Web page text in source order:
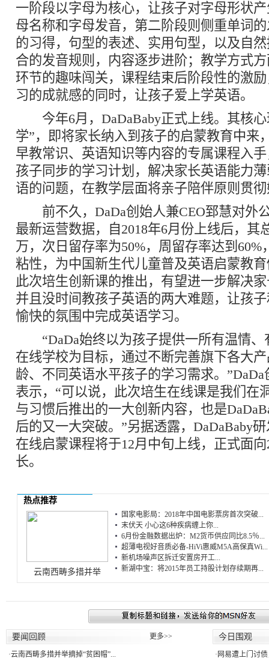
一阶段以字母为核心，让孩子对字母形状
母名称和字母发音，第二阶段则侧重单词
的习得，句型的表述、实用句型，以及自
合的发音规则，内容逐步进阶；教学方式
环节的趣味闯关，课程结束后阶段性的激
习的成就感的同时，让孩子爱上学英语。
今年6月，DaDaBaby正式上线。其核心
学”，即将家长纳入到孩子的启蒙教育中来
早教常识、英语知识等内容的专属课程入
孩子同步的学习计划，解决家长英语能力
语的问题，在教学层面将亲子陪伴原则贯
前不久，DaDa创始人兼CEO郅慧对外
最新运营数据，自2018年6月份上线后，其
万，次日留存率为50%，周留存率达到60%
粘性，为中国新生代儿童普及英语启蒙教
此次培生创新课的推出，有望进一步解决
并且没时间教孩子英语的两大难题，让孩
愉快的氛围中完成英语学习。
“DaDa始终以为孩子提供一所有温情、
在线学校为目标，通过不断完善旗下各大
龄、不同英语水平孩子的学习需求。
表示，“可以说，此次培生在线课是我们在
与习惯后推出的一大创新内容，也是
后的又一大突破。”另据透露，DaDaBaby
在线启蒙课程将于12月中旬上线，正式面
长。
热点推荐
云南西畴多措并举
国家电影局：2018年中国电影票房首次突破...
末伏天 小心这6种疾病缠上你...
6月份金融数据出炉：M2货币供应同比8.5％...
超薄电视好音质必备-HiVi惠威M5A高保真Wi...
新机场噪声区拆迁安置房开工...
新湖中宝：将2015年员工持股计划存续期再...
要闻回顾 更多>>
·云南西畴多措并举摘掉“贫困帽”...
今日围观
· 网易遭上门讨